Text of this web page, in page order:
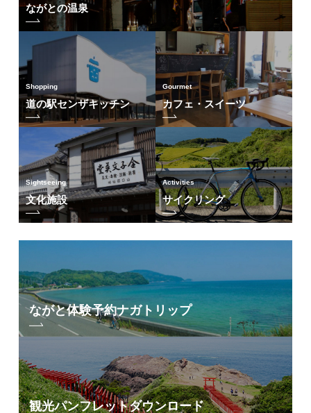
ながとの温泉
Shopping
道の駅センザキッチン
Gourmet
カフェ・スイーツ
Sightseeing
文化施設
Activities
サイクリング
ながと体験予約ナガトリップ
観光パンフレットダウンロード